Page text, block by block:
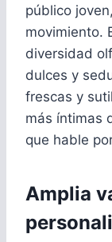
público
movimiento.
diversidad
dulces y
frescas y
más íntimas
que hable
Amplia